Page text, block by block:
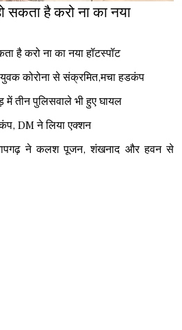
सकता है करो ना का नया
है करो ना का नया हॉटस्पॉट
कोरोना से संक्रमित,मचा हडकंप
तीन पुलिसवाले भी हुए घायल
DM ने लिया एक्शन
ने कलश पूजन, शंखनाद और हवन से